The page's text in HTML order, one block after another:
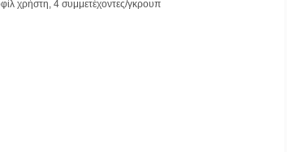
χρήστη, 4 συμμετέχοντες/γκρουπ